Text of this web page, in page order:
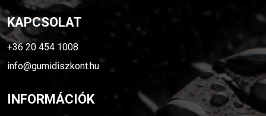
KAPCSOLAT
+36 20 454 1008
info@gumidiszkont.hu
INFORMÁCIÓK